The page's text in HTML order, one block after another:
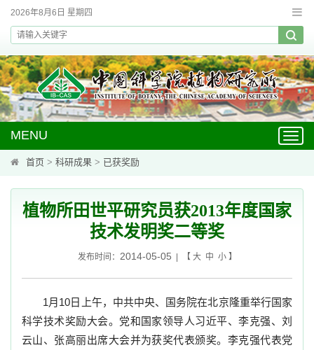
2026年8月6日 星期四
MENU
首页 > 科研成果 > 已获奖励
植物所田世平研究员获2013年度国家
技术发明奖二等奖
发布时间： 2014-05-05 | 【 大 中 小】
1月 10日上午，中共中央、国务院在北京隆重举行国家
科学技术奖励大会。党和国家领导人习近平、李克强、刘
云山、张高丽出席大会并为获奖代表颁奖。李克强代表党